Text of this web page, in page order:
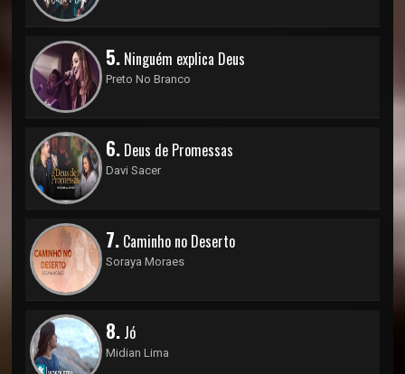
5. Ninguém explica Deus
Preto No Branco
6. Deus de Promessas
Davi Sacer
7. Caminho no Deserto
Soraya Moraes
8. Jó
Midian Lima